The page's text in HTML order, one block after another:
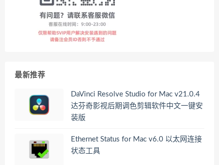
最新推荐
DaVinci Resolve Studio for Mac v21.0.4
达芬奇影视后期调色剪辑软件中文一键安
装版
Ethernet Status for Mac v6.0 以太网连接
状态工具